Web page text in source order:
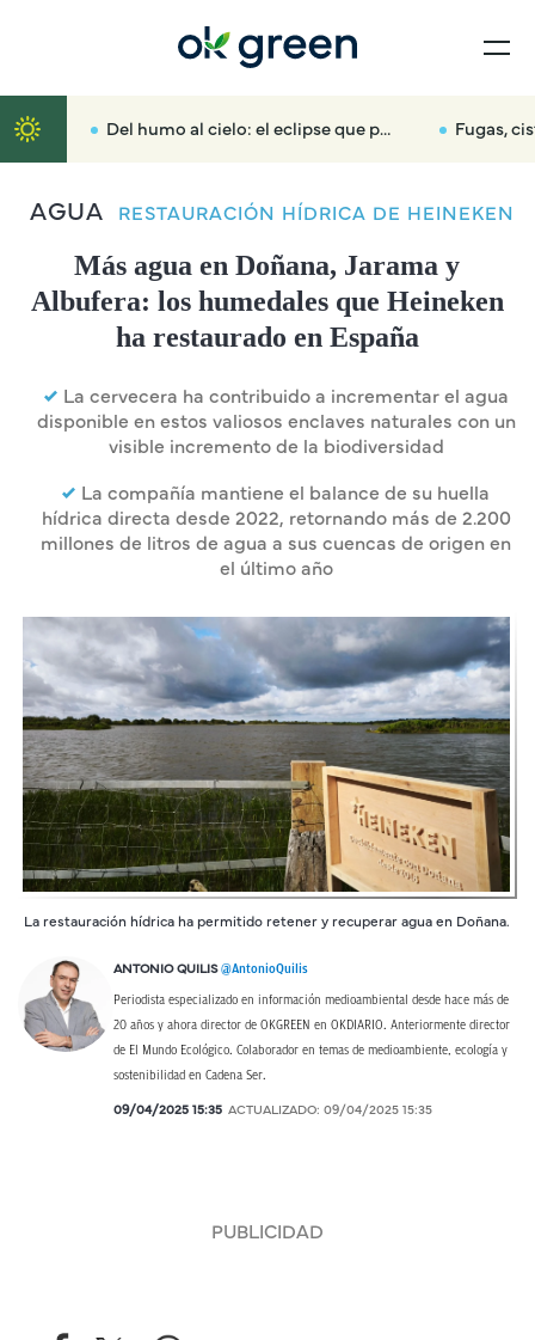
Del humo al cielo: el eclipse que puede reconciliarnos con el territorio Fugas, cisternas rotas o una
AGUA RESTAURACIÓN HÍDRICA DE HEINEKEN
Más agua en Doñana, Jarama y
Albufera: los humedales que Heineken
ha restaurado en España
La cervecera ha contribuido a incrementar el agua
disponible en estos valiosos enclaves naturales con un
visible incremento de la biodiversidad
La compañía mantiene el balance de su huella
hídrica directa desde 2022, retornando más de 2.200
millones de litros de agua a sus cuencas de origen en
el último año
La restauración hídrica ha permitido retener y recuperar agua en Doñana.
ANTONIO QUILIS @AntonioQuilis
Periodista especializado en información medioambiental desde hace más de
20 años y ahora director de OKGREEN en OKDIARIO. Anteriormente director
de El Mundo Ecológico. Colaborador en temas de medioambiente, ecología y
sostenibilidad en Cadena Ser.
09/04/2025 15:35 ACTUALIZADO: 09/04/2025 15:35